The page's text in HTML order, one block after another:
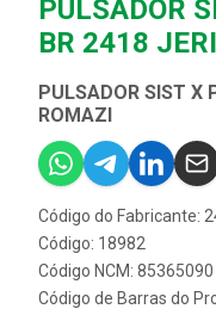
PULSADOR
BR 2418
PULSADOR SIST X
ROMAZI
Código do Fabricante:
Código: 18982
Código NCM: 85365090
Código de Barras do